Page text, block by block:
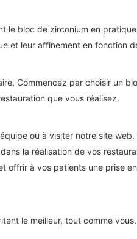
le bloc de zirconium en
et leur affinement en fonction
Commencez par choisir un
que vous réalisez.
ou à visiter notre site
la réalisation de vos
offrir à vos patients une prise
le meilleur, tout comme vous.